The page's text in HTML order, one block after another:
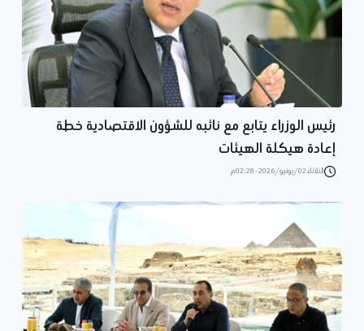
رئيس الوزراء يتابع مع نائبه للشؤون الاقتصادية خطة
إعادة هيكلة الهيئات
الثلاثاء 02/يونيو/2026 - 02:28 م